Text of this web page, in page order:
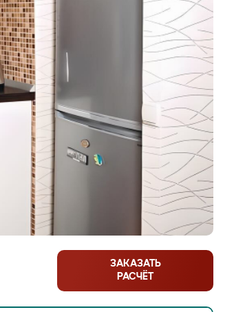
ЗАКАЗАТЬ
РАСЧЁТ